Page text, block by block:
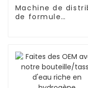
Machine de
de formule
OEM/ODM/